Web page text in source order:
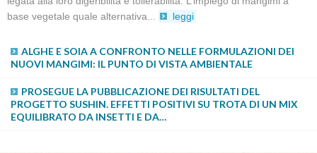
base vegetale quale alternativa...
leggi
ALGHE E SOIA A CONFRONTO NELLE FORMULAZIONI DEI
NUOVI MANGIMI: IL PUNTO DI VISTA AMBIENTALE
PROSEGUE LA PUBBLICAZIONE DEI RISULTATI DEL
PROGETTO SUSHIN. EFFETTI POSITIVI SU TROTA DI UN MIX
EQUILIBRATO DA INSETTI E DA…